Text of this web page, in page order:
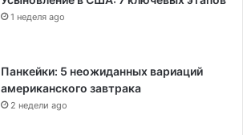
1 неделя ago
Панкейки: 5 неожиданных вариаций
американского завтрака
2 недели ago